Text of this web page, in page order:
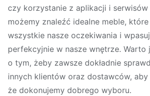
czy korzystanie z aplikacji i
możemy znaleźć idealne meble, które
wszystkie nasze oczekiwania i
perfekcyjnie w nasze wnętrze. Warto
o tym, żeby zawsze dokładnie
innych klientów oraz dostawców,
że dokonujemy dobrego wyboru.